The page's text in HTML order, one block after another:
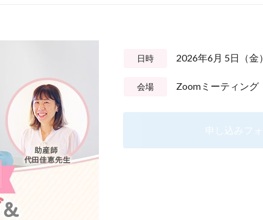
日時 2026年6月 5日（金）
会場 Zoomミーティング
申し込みフ